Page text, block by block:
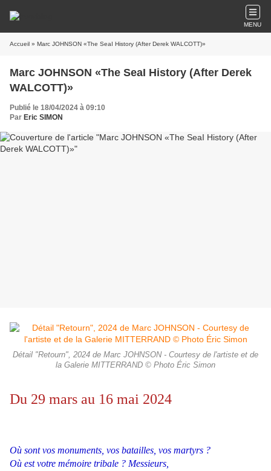
MENU
Accueil » Marc JOHNSON «The SeaI History (After Derek WALCOTT)»
Marc JOHNSON «The SeaI History (After Derek
WALCOTT)»
Publié le 18/04/2024 à 09:10
Par Eric SIMON
Détail "Retourn", 2024 de Marc JOHNSON - Courtesy de l'artiste et de
la Galerie MITTERRAND © Photo Éric Simon
Du 29 mars au 16 mai 2024
Où sont vos monuments, vos batailles, vos martyrs ?
Où est votre mémoire tribale ? Messieurs,